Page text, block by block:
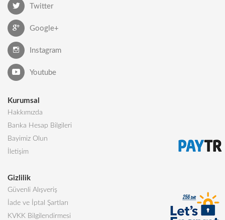
Twitter
Google+
Instagram
Youtube
Kurumsal
Hakkımızda
Banka Hesap Bilgileri
Bayimiz Olun
İletişim
Gizlilik
Güvenli Alışveriş
İade ve İptal Şartları
KVKK Bilgilendirmesi